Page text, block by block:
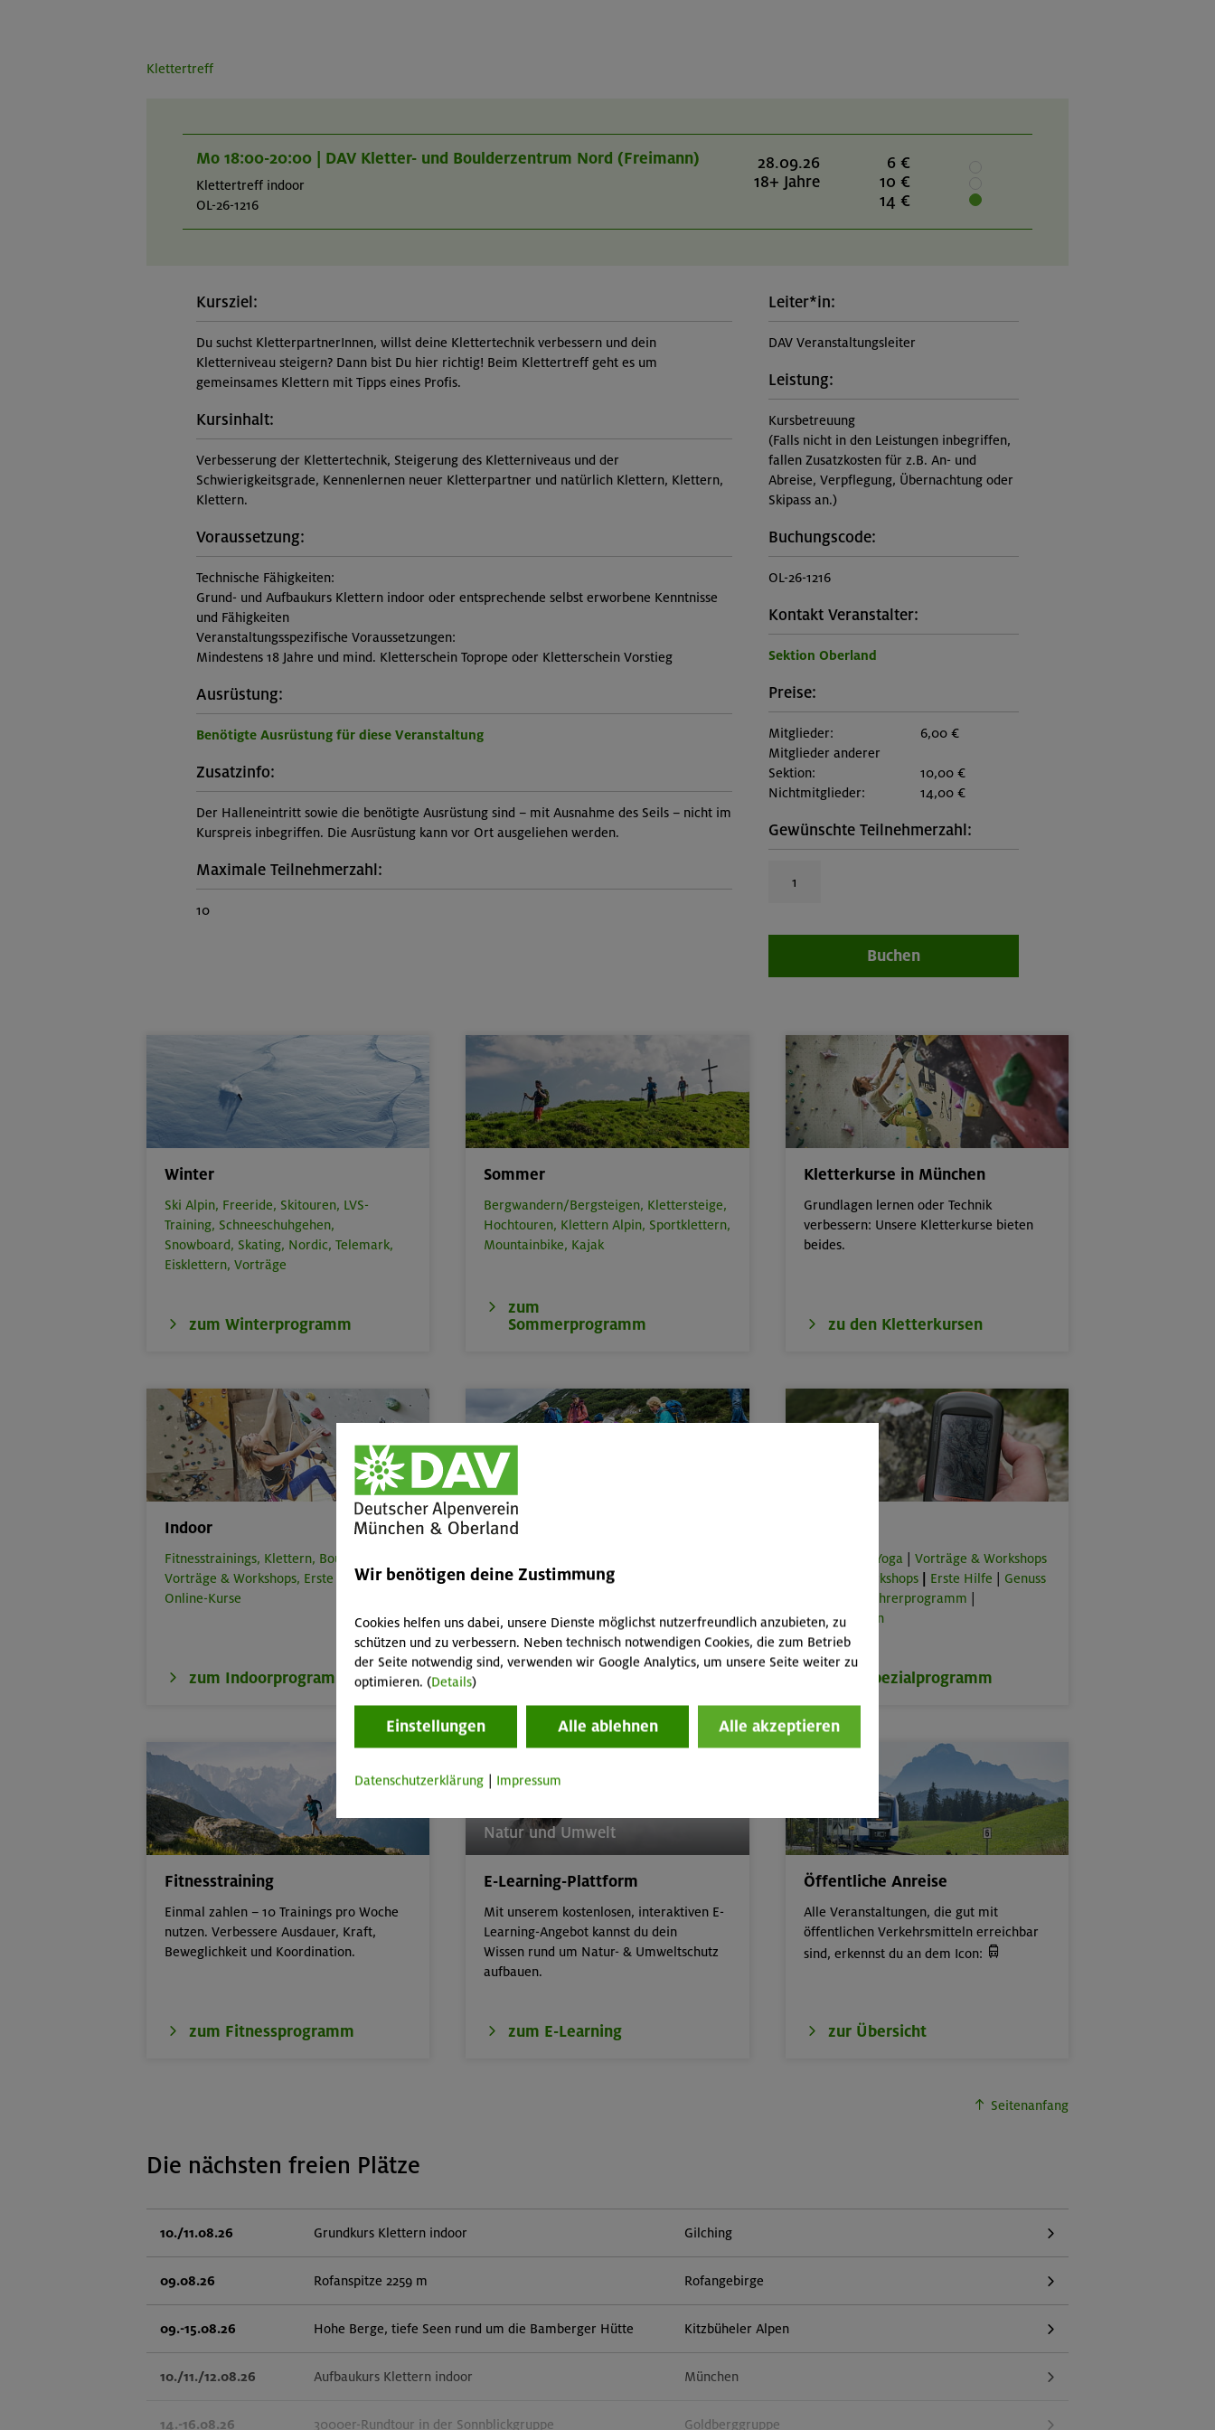
Klettertreff
Mo 18:00-20:00 | DAV Kletter- und Boulderzentrum Nord (Freimann)
Klettertreff indoor
OL-26-1216
28.09.26
18+ Jahre
6 €
10 €
14 €
Kursziel:
Du suchst KletterpartnerInnen, willst deine Klettertechnik verbessern und dein
Kletterniveau steigern? Dann bist Du hier richtig! Beim Klettertreff geht es um
gemeinsames Klettern mit Tipps eines Profis.
Kursinhalt:
Verbesserung der Klettertechnik, Steigerung des Kletterniveaus und der
Schwierigkeitsgrade, Kennenlernen neuer Kletterpartner und natürlich Klettern, Klettern,
Klettern.
Voraussetzung:
Technische Fähigkeiten:
Grund- und Aufbaukurs Klettern indoor oder entsprechende selbst erworbene Kenntnisse
und Fähigkeiten
Veranstaltungsspezifische Voraussetzungen:
Mindestens 18 Jahre und mind. Kletterschein Toprope oder Kletterschein Vorstieg
Ausrüstung:
Benötigte Ausrüstung für diese Veranstaltung
Zusatzinfo:
Der Halleneintritt sowie die benötigte Ausrüstung sind – mit Ausnahme des Seils – nicht im
Kurspreis inbegriffen. Die Ausrüstung kann vor Ort ausgeliehen werden.
Maximale Teilnehmerzahl:
10
Leiter*in:
DAV Veranstaltungsleiter
Leistung:
Kursbetreuung
(Falls nicht in den Leistungen inbegriffen,
fallen Zusatzkosten für z.B. An- und
Abreise, Verpflegung, Übernachtung oder
Skipass an.)
Buchungscode:
OL-26-1216
Kontakt Veranstalter:
Sektion Oberland
Preise:
Mitglieder:
6,00 €
Mitglieder anderer
Sektion:
10,00 €
Nichtmitglieder:
14,00 €
Gewünschte Teilnehmerzahl:
Buchen
Winter
Ski Alpin, Freeride, Skitouren, LVS-
Training, Schneeschuhgehen,
Snowboard, Skating, Nordic, Telemark,
Eisklettern, Vorträge
zum Winterprogramm
Sommer
Bergwandern/Bergsteigen, Klettersteige,
Hochtouren, Klettern Alpin, Sportklettern,
Mountainbike, Kajak
zum
Sommerprogramm
Kletterkurse in München
Grundlagen lernen oder Technik
verbessern: Unsere Kletterkurse bieten
beides.
zu den Kletterkursen
Indoor
Fitnesstrainings, Klettern, Bouldern,
Vorträge & Workshops, Erste Hilfe,
Online-Kurse
zum Indoorprogramm
Kinder, Jugend & Familie
und Touren für Kinder & Jugend von 6 bis
Workouts & Yoga
Vorträge & Workshops
Online-Workshops Erste Hilfe
Genuss
Bergführerprogramm
Arbeitstouren
zum Spezialprogramm
Fitnesstraining
Einmal zahlen – 10 Trainings pro Woche
nutzen. Verbessere Ausdauer, Kraft,
Beweglichkeit und Koordination.
zum Fitnessprogramm
Natur und Umwelt
E-Learning-Plattform
Mit unserem kostenlosen, interaktiven E-
Learning-Angebot kannst du dein
Wissen rund um Natur- & Umweltschutz
aufbauen.
zum E-Learning
Öffentliche Anreise
Alle Veranstaltungen, die gut mit
öffentlichen Verkehrsmitteln erreichbar
sind, erkennst du an dem Icon: 
zur Übersicht
Seitenanfang
Die nächsten freien Plätze
10./11.08.26 Grundkurs Klettern indoor Gilching
09.08.26 Rofanspitze 2259 m Rofangebirge
09.-15.08.26 Hohe Berge, tiefe Seen rund um die Bamberger Hütte Kitzbüheler Alpen
10./11./12.08.26 Aufbaukurs Klettern indoor München
14.-16.08.26 3000er-Rundtour in der Sonnblickgruppe Goldberggruppe
Wir benötigen deine Zustimmung
Cookies helfen uns dabei, unsere Dienste möglichst nutzerfreundlich anzubieten, zu
schützen und zu verbessern. Neben technisch notwendigen Cookies, die zum Betrieb
der Seite notwendig sind, verwenden wir Google Analytics, um unsere Seite weiter zu
optimieren. (Details)
Einstellungen Alle ablehnen Alle akzeptieren
Datenschutzerklärung Impressum